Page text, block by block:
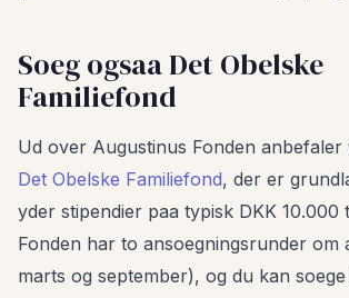
Soeg ogsaa Det Obelske
Familiefond
Ud over Augustinus Fonden anbefaler
Det Obelske Familiefond, der er
yder stipendier paa typisk DKK 10.000
Fonden har to ansoegningsrunder om
marts og september), og du kan